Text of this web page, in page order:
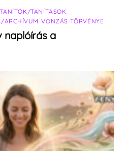
TANÍTÁSOK
ARCHÍVUM ,VONZÁS TÖRVÉNYE
naplóírás a